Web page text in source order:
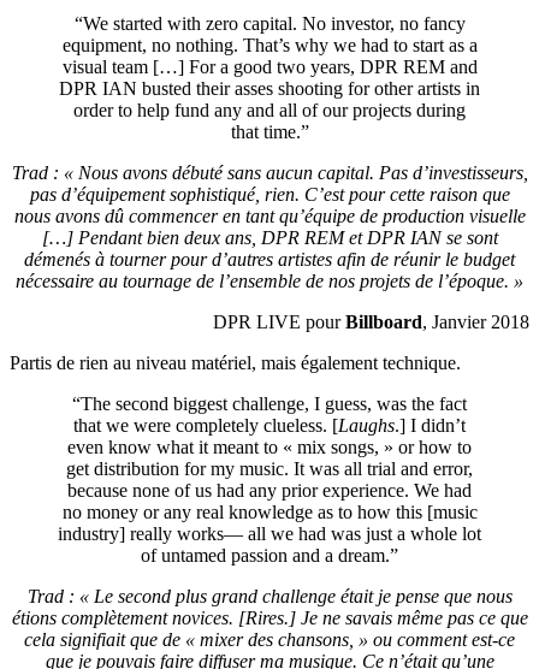
“We started with zero capital. No investor, no fancy
equipment, no nothing. That’s why we had to start as a
visual team […] For a good two years, DPR REM and
DPR IAN busted their asses shooting for other artists in
order to help fund any and all of our projects during
that time.”
Trad : « Nous avons débuté sans aucun capital. Pas d’investisseurs,
pas d’équipement sophistiqué, rien. C’est pour cette raison que
nous avons dû commencer en tant qu’équipe de production visuelle
[…] Pendant bien deux ans, DPR REM et DPR IAN se sont
démenés à tourner pour d’autres artistes afin de réunir le budget
nécessaire au tournage de l’ensemble de nos projets de l’époque. »
DPR LIVE pourBillboard, Janvier 2018
Partis de rien au niveau matériel, mais également technique.
“The second biggest challenge, I guess, was the fact
that we were completely clueless. [Laughs.] I didn’t
even know what it meant to « mix songs, » or how to
get distribution for my music. It was all trial and error,
because none of us had any prior experience. We had
no money or any real knowledge as to how this [music
industry] really works― all we had was just a whole lot
of untamed passion and a dream.”
Trad : « Le second plus grand challenge était je pense que nous
étions complètement novices. [Rires.] Je ne savais même pas ce que
cela signifiait que de « mixer des chansons, » ou comment est-ce
que je pouvais faire diffuser ma musique. Ce n’était qu’une